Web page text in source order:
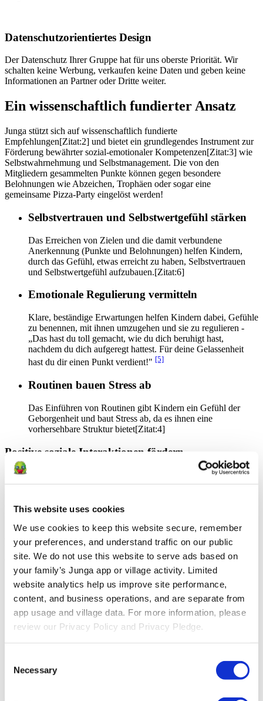
This website uses cookies
We use cookies to keep this website secure, remember
your preferences, and understand traffic on our public
site. We do not use this website to serve ads based on
your family’s Junga app or village activity. Limited
website analytics help us improve site performance,
content, and business operations, and are separate from
app usage and village data. For more information, please
review our Privacy Policy and Privacy Pledge.
Selection
Necessary
Datenschutzorientiertes Design
Der Datenschutz Ihrer Gruppe hat für uns oberste Priorität. Wir
schalten keine Werbung, verkaufen keine Daten und geben keine
Informationen an Partner oder Dritte weiter.
Ein wissenschaftlich fundierter Ansatz
Junga stützt sich auf wissenschaftlich fundierte
Empfehlungen[Zitat:2] und bietet ein grundlegendes Instrument zur
Förderung bewährter sozial-emotionaler Kompetenzen[Zitat:3] wie
Selbstwahrnehmung und Selbstmanagement. Die von den
Mitgliedern gesammelten Punkte können gegen besondere
Belohnungen wie Abzeichen, Trophäen oder sogar eine
gemeinsame Pizza-Party eingelöst werden!
Selbstvertrauen und Selbstwertgefühl stärken
Das Erreichen von Zielen und die damit verbundene
Anerkennung (Punkte und Belohnungen) helfen Kindern,
durch das Gefühl, etwas erreicht zu haben, Selbstvertrauen
und Selbstwertgefühl aufzubauen.[Zitat:6]
Emotionale Regulierung vermitteln
Klare, beständige Erwartungen helfen Kindern dabei, Gefühle
zu benennen, mit ihnen umzugehen und sie zu regulieren -
„Das hast du toll gemacht, wie du dich beruhigt hast,
nachdem du dich aufgeregt hattest. Für deine Gelassenheit
hast du dir einen Punkt verdient!" [5]
Routinen bauen Stress ab
Das Einführen von Routinen gibt Kindern ein Gefühl der
Geborgenheit und baut Stress ab, da es ihnen eine
vorhersehbare Struktur bietet[Zitat:4]
Positive soziale Interaktionen fördern
Eltern suchen nach sozialen Gruppen, in denen ihre Kinder das
gemeinsame Spielen üben, lernen, mit Herausforderungen in der
Gleichaltrigen aufbauen können, um letztendlich Resilienz,
unterstützenden Gemeinschaft zu fördern. Junga hilft Ihnen dabei,
ein Umfeld zu gestalten, das diese Ziele unterstützt, indem es Ihnen
Werkzeuge an die Hand gibt, um positive soziale Interaktionen und
die Teilnahme an der Gruppe zu fördern und zu belohnen.
Bürgerbeteiligung
Teamarbeit
Gemeinsames Spielen
Positive Interaktionen unter Gleichaltrigen
Teambuilding-Aktivitäten
Gruppenherausforderungen
Gemeinsame Ziele und Belohnungen
Die soziale und emotionale Entwicklung fördern